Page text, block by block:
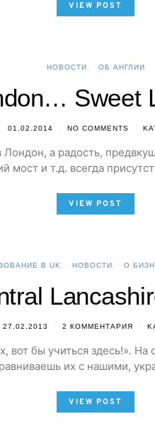
VIEW POST
НОВОСТИ ОБ АНГЛИИ
Sweet
01.02.2014 NO COMMENTS
а радость,
мост и т.д. всегда
VIEW POST
В UK НОВОСТИ О
27.02.2013 2 КОММЕНТАРИЯ
вот бы учиться здесь!».
их с нашими,
VIEW POST